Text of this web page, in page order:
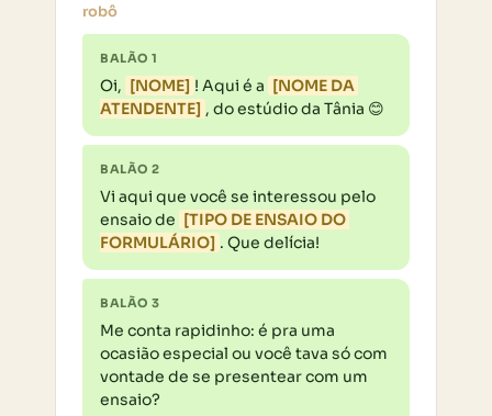
robô
BALÃO 1
Oi, [NOME] ! Aqui é a [NOME DA
ATENDENTE] , do estúdio da Tânia 😊
BALÃO 2
Vi aqui que você se interessou pelo
ensaio de [TIPO DE ENSAIO DO
FORMULÁRIO] . Que delícia!
BALÃO 3
Me conta rapidinho: é pra uma
ocasião especial ou você tava só com
vontade de se presentear com um
ensaio?